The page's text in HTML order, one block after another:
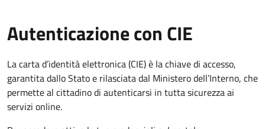
Autenticazione con CIE
La carta d’identità elettronica (CIE) è la chiave di accesso,
garantita dallo Stato e rilasciata dal Ministero dell’Interno, che
permette al cittadino di autenticarsi in tutta sicurezza ai
servizi online.